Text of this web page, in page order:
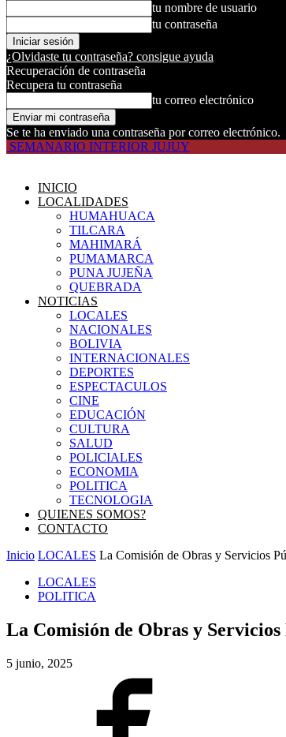
tu nombre de usuario
tu contraseña
¿Olvidaste tu contraseña? consigue ayuda
Recuperación de contraseña
Recupera tu contraseña
tu correo electrónico
Se te ha enviado una contraseña por correo electrónico.
SEMANARIO INTERIOR JUJUY
INICIO
LOCALIDADES
HUMAHUACA
TILCARA
MAHIMARÁ
PUMAMARCA
PUNA JUJEÑA
QUEBRADA
NOTICIAS
LOCALES
NACIONALES
BOLIVIA
INTERNACIONALES
DEPORTES
ESPECTACULOS
CINE
EDUCACIÓN
CULTURA
SALUD
POLICIALES
ECONOMIA
POLITICA
TECNOLOGIA
QUIENES SOMOS?
CONTACTO
Inicio LOCALES La Comisión de Obras y Servicios
LOCALES
POLITICA
La Comisión de Obras y
5 junio, 2025